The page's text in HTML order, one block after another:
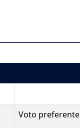
Voto preferente